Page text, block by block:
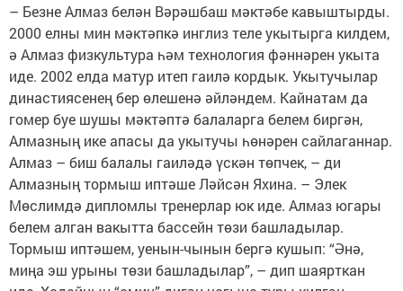
– Безне Алмаз белән Вәрәшбаш мәктәбе кавыштырды.
2000 елны мин мәктәпкә инглиз теле укытырга килдем,
ә Алмаз физкультура һәм технология фәннәрен укыта
иде. 2002 елда матур итеп гаилә кордык. Укытучылар
династиясенең бер өлешенә әйләндем. Кайнатам да
гомер буе шушы мәктәптә балаларга белем биргән,
Алмазның ике апасы да укытучы һөнәрен сайлаганнар.
Алмаз – биш балалы гаиләдә үскән төпчек, – ди
Алмазның тормыш иптәше Ләйсән Яхина. – Элек
Мөслимдә дипломлы тренерлар юк иде. Алмаз югары
белем алган вакытта бассейн төзи башладылар.
Тормыш иптәшем, уенын-чынын бергә кушып: “Әнә,
миңа эш урыны төзи башладылар”, – дип шаярткан